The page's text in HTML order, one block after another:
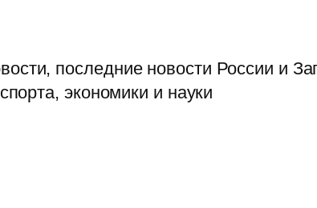
последние новости России и
экономики и науки